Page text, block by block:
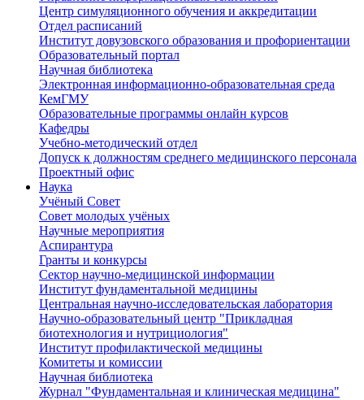
Центр симуляционного обучения и аккредитации
Отдел расписаний
Институт довузовского образования и профориентации
Образовательный портал
Научная библиотека
Электронная информационно-образовательная среда
КемГМУ
Образовательные программы онлайн курсов
Кафедры
Учебно-методический отдел
Допуск к должностям среднего медицинского персонала
Проектный офис
Наука
Учёный Cовет
Совет молодых учёных
Научные мероприятия
Аспирантура
Гранты и конкурсы
Сектор научно-медицинской информации
Институт фундаментальной медицины
Центральная научно-исследовательская лаборатория
Научно-образовательный центр "Прикладная
биотехнология и нутрициология"
Институт профилактической медицины
Комитеты и комиссии
Научная библиотека
Журнал "Фундаментальная и клиническая медицина"